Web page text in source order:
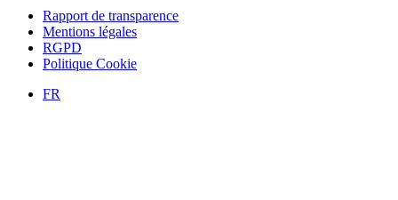
Rapport de transparence
Mentions légales
RGPD
Politique Cookie
FR